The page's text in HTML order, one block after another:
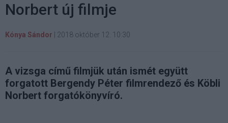
Norbert új filmje
Kónya Sándor 2018 október 12. 10:30
A vizsga című filmjük után ismét együtt
forgatott Bergendy Péter filmrendező és Köbli
Norbert forgatókönyvíró.